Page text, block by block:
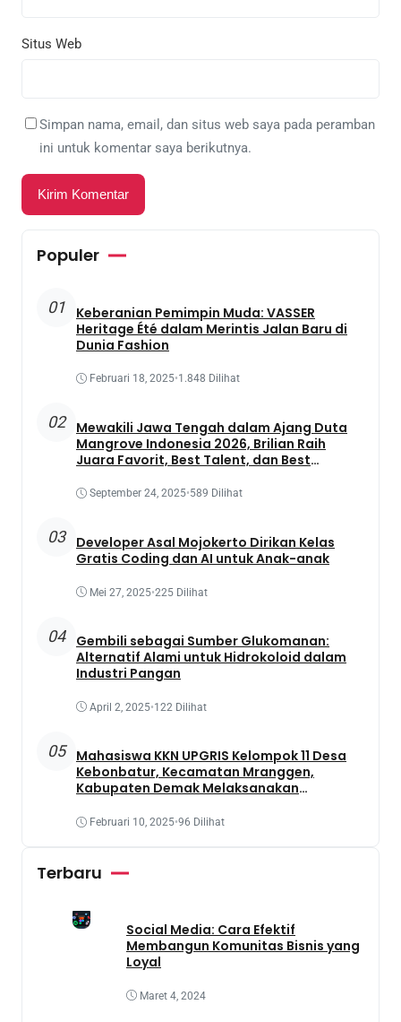
Situs Web
Simpan nama, email, dan situs web saya pada peramban
ini untuk komentar saya berikutnya.
Populer
01
Keberanian Pemimpin Muda: VASSER
Heritage Été dalam Merintis Jalan Baru di
Dunia Fashion
Februari 18, 2025•1.848 Dilihat
02
Mewakili Jawa Tengah dalam Ajang Duta
Mangrove Indonesia 2026, Brilian Raih
Juara Favorit, Best Talent, dan Best
September 24, 2025•589 Dilihat
03
Developer Asal Mojokerto Dirikan Kelas
Gratis Coding dan AI untuk Anak-anak
Mei 27, 2025•225 Dilihat
04
Gembili sebagai Sumber Glukomanan:
Alternatif Alami untuk Hidrokoloid dalam
Industri Pangan
April 2, 2025•122 Dilihat
05
Mahasiswa KKN UPGRIS Kelompok 11 Desa
Kebonbatur, Kecamatan Mranggen,
Kabupaten Demak Melaksanakan
Memanfaatkan Lahan Yang Terbengkalai
Februari 10, 2025•96 Dilihat
Terbaru
Social Media: Cara Efektif
Membangun Komunitas Bisnis yang
Loyal
Maret 4, 2024